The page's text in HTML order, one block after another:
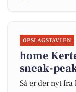
OPSLAGSTAVLEN
home
sneak-
Så er der nyt